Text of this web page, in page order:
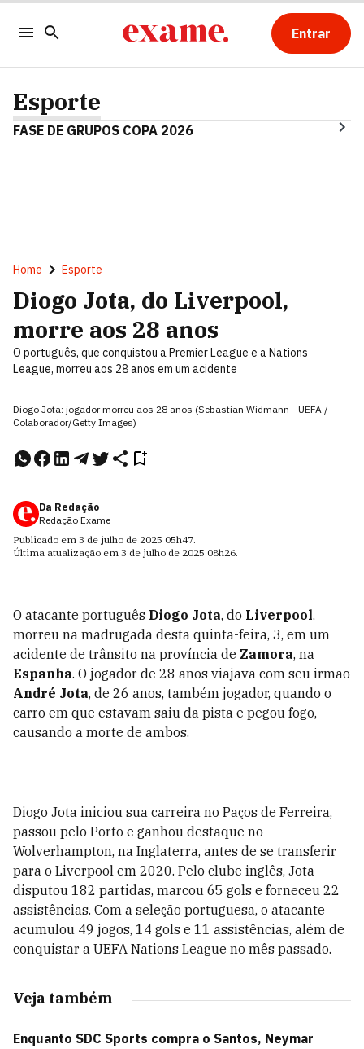
Entrar
Esporte
FASE DE GRUPOS COPA 2026
Home Esporte
Diogo Jota, do Liverpool,
morre aos 28 anos
O português, que conquistou a Premier League e a Nations
League, morreu aos 28 anos em um acidente
Diogo Jota: jogador morreu aos 28 anos (Sebastian Widmann - UEFA /
Colaborador/Getty Images)
Da Redação
Redação Exame
Publicado em 3 de julho de 2025 05h47.
Última atualização em 3 de julho de 2025 08h26.
O atacante português Diogo Jota, do Liverpool,
morreu na madrugada desta quinta-feira, 3, em um
acidente de trânsito na província de Zamora, na
Espanha. O jogador de 28 anos viajava com seu irmão
André Jota, de 26 anos, também jogador, quando o
carro em que estavam saiu da pista e pegou fogo,
causando a morte de ambos.
Diogo Jota iniciou sua carreira no Paços de Ferreira,
passou pelo Porto e ganhou destaque no
Wolverhampton, na Inglaterra, antes de se transferir
para o Liverpool em 2020. Pelo clube inglês, Jota
disputou 182 partidas, marcou 65 gols e forneceu 22
assistências. Com a seleção portuguesa, o atacante
acumulou 49 jogos, 14 gols e 11 assistências, além de
conquistar a UEFA Nations League no mês passado.
Veja também
Enquanto SDC Sports compra o Santos, Neymar